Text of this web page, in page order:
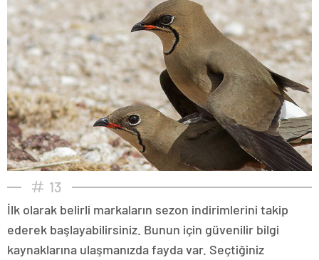
13
İlk olarak belirli markaların sezon indirimlerini takip
ederek başlayabilirsiniz. Bunun için güvenilir bilgi
kaynaklarına ulaşmanızda fayda var. Seçtiğiniz